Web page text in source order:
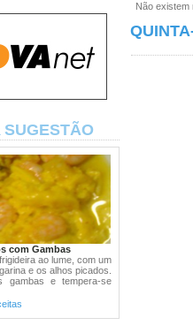
SUGESTÃO
com Gambas
ao lume, com um
e os alhos picados.
gambas e tempera-se
Não existem